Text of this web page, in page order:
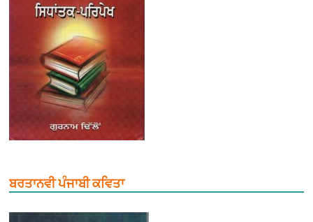
ਬਰਤਾਨਵੀ ਪੰਜਾਬੀ ਕਵਿਤਾ